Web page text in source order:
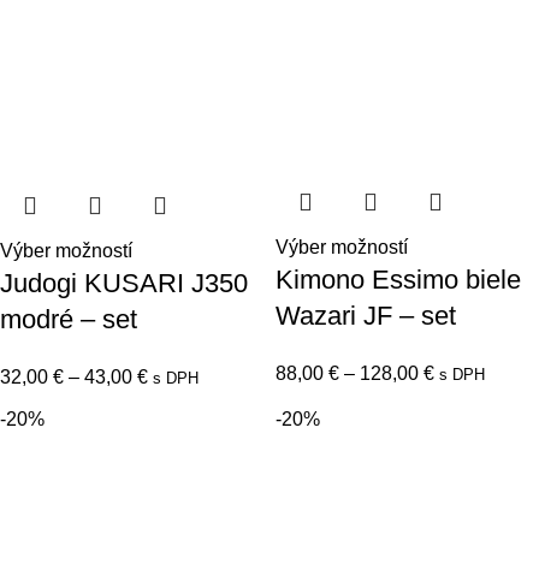
Výber možností
Judogi KUSARI J350
modré – set
32,00 € – 43,00 € s DPH
Výber možností
Kimono Essimo biele
Wazari JF – set
88,00 € – 128,00 € s DPH
-20% -20%